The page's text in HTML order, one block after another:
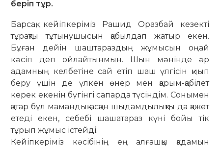
беріп тұр.
Барсақ, кейіпкеріміз Рашид Ораз­бай кезекті
тұрақты тұтынушысын қа­былдап жатыр екен.
Бұған дейін шаштараздың жұмысын оңай
кәсіп деп ойлайтынмын. Шын мәнінде әр
адамның келбетіне сай етіп шаш үлгісін қиып
беру үшін де үлкен өнер мен қарым-қабілет
керек екенін бүгінгі сапарда түсіндім. Сонымен
қатар бұл мамандық асқан шыдамдылықты да қажет
етеді екен, себебі шашатараз күні бойы тік
тұрып жұмыс істейді.
Кейіпкеріміз кәсібінің ең алғашқы қадамын